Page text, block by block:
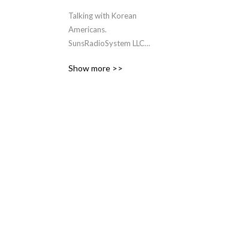
Talking with Korean
Americans.
SunsRadioSystem LLC
Show more >>